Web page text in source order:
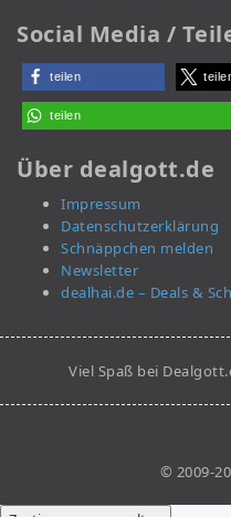
Social Media /
teilen
teilen
Über dealgott.de
Impressum
Datenschutzerklärung
Schnäppchen melden
Newsletter
dealhai.de – Deals &
Viel Spaß bei
© 2009-